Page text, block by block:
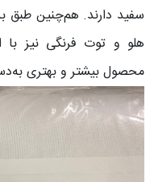
سفید دارند. هم‌چنین طبق
هلو و توت فرنگی نیز با
محصول بیشتر و بهتری